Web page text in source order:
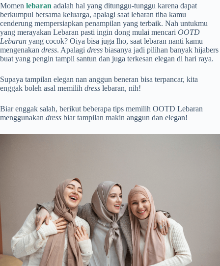
Momen lebaran adalah hal yang ditunggu-tunggu karena dapat
berkumpul bersama keluarga, apalagi saat lebaran tiba kamu
cenderung mempersiapkan penampilan yang terbaik. Nah untukmu
yang merayakan Lebaran pasti ingin dong mulai mencari OOTD
Lebaran yang cocok? Oiya bisa juga lho, saat lebaran nanti kamu
mengenakan dress. Apalagi dress biasanya jadi pilihan banyak hijabers
buat yang pengin tampil santun dan juga terkesan elegan di hari raya.
Supaya tampilan elegan nan anggun beneran bisa terpancar, kita
enggak boleh asal memilih dress lebaran, nih!
Biar enggak salah, berikut beberapa tips memilih OOTD Lebaran
menggunakan dress biar tampilan makin anggun dan elegan!